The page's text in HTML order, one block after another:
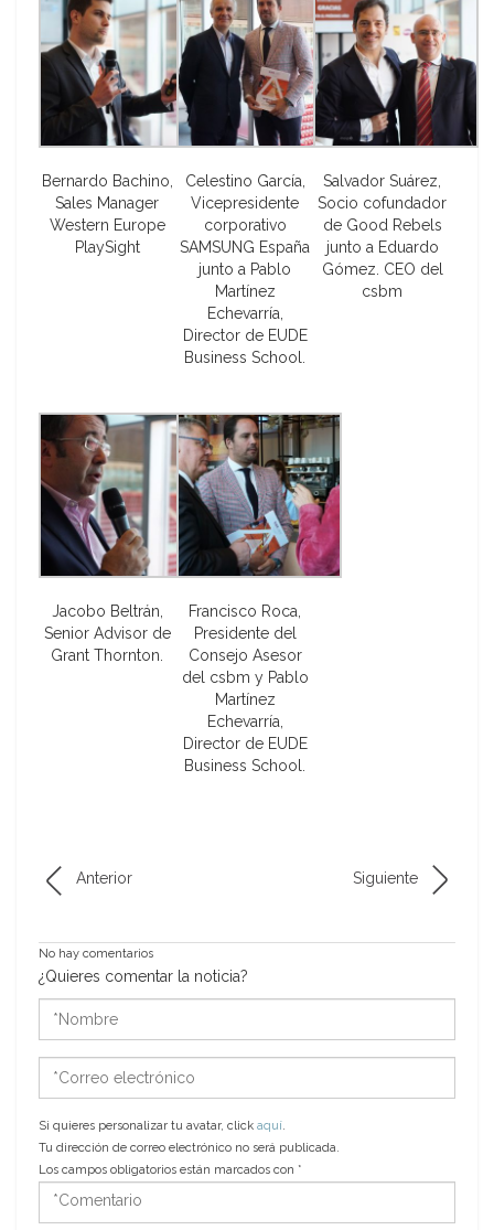
Bernardo Bachino,
Sales Manager
Western Europe
PlaySight
Celestino García,
Vicepresidente
corporativo
SAMSUNG España
junto a Pablo
Martínez
Echevarría,
Director de EUDE
Business School.
Salvador Suárez,
Socio cofundador
de Good Rebels
junto a Eduardo
Gómez. CEO del
csbm
Jacobo Beltrán,
Senior Advisor de
Grant Thornton.
Francisco Roca,
Presidente del
Consejo Asesor
del csbm y Pablo
Martínez
Echevarría,
Director de EUDE
Business School.
Anterior Siguiente
No hay comentarios
¿Quieres comentar la noticia?
*Nombre
*Correo
electrónico
Si quieres personalizar tu avatar, click aquí.
Tu dirección de correo electrónico no será publicada.
Los campos obligatorios están marcados con *
*Comentario